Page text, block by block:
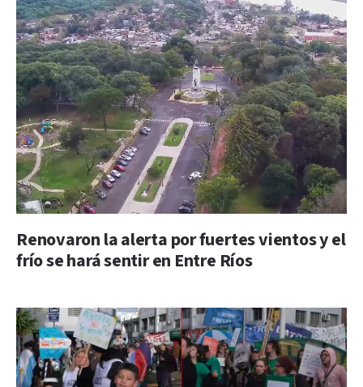
Renovaron la alerta por fuertes vientos y el
frío se hará sentir en Entre Ríos